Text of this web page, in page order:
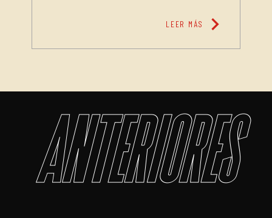
LEER MÁS chevron_right
Anteriores